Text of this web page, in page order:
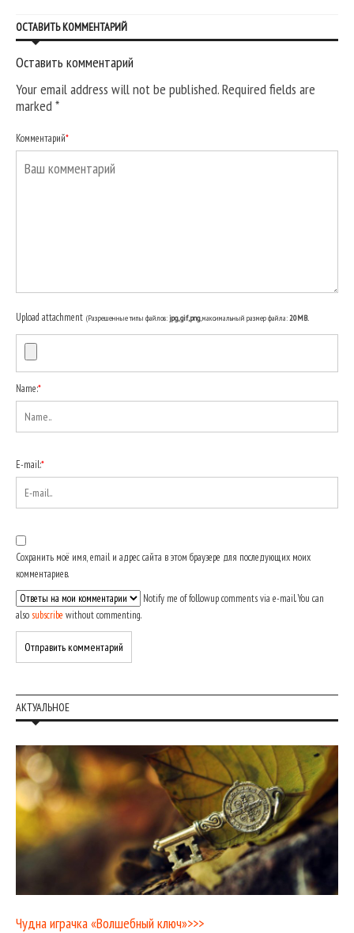
ОСТАВИТЬ КОММЕНТАРИЙ
Оставить комментарий
Your email address will not be published. Required fields are
marked*
Комментарий*
Upload attachment (Разрешенные типы файлов:jpg, gif, png, максимальный размер файла:20MB.
Name:*
E-mail:*
Сохранить моё имя, email и адрес сайта в этом браузере для последующих моих
комментариев.
Notify me of followup comments via e-mail. You can
also subscribe without commenting.
АКТУАЛЬНОЕ
Чудна играчка «Волшебный ключ»>>>